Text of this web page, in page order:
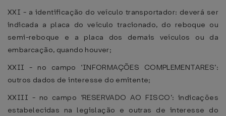
XXI - a identificação do veículo transportador: deverá ser
indicada a placa do veículo tracionado, do reboque ou
semi-reboque e a placa dos demais veículos ou da
embarcação, quando houver;
XXII - no campo ‘INFORMAÇÕES COMPLEMENTARES’:
outros dados de interesse do emitente;
XXIII - no campo ‘RESERVADO AO FISCO’: indicações
estabelecidas na legislação e outras de interesse do